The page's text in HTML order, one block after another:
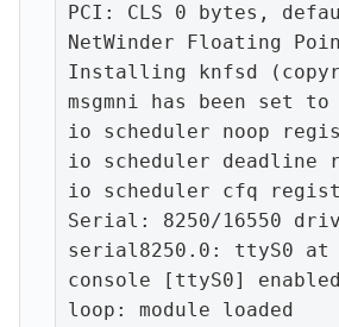
PCI: CLS 0 bytes,
NetWinder Floating
Installing knfsd
msgmni has been set to
io scheduler noop
io scheduler deadline
io scheduler cfq
Serial: 8250/16550
serial8250.0: ttyS0 at
console [ttyS0] enabled
loop: module loaded